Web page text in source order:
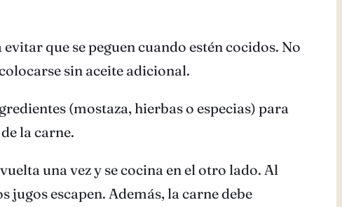
que se peguen cuando estén cocidos. No
sin aceite adicional.
(mostaza, hierbas o especias) para
la carne.
una vez y se cocina en el otro lado. Al
escapen. Además, la carne debe